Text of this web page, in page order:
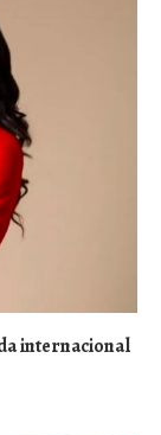
internacional